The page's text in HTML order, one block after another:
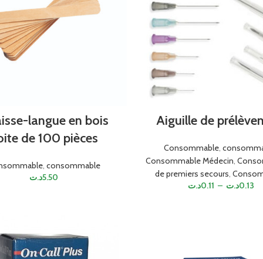
Oreillers
Consommables
secours
Aider à la marche
Fauteuils roulants
langue en bois
de 100 pièces
, consommable
5.50د.ت
Aiguille de
Consommable,
Consommable Médecin,
de premiers secours,
0.11د.ت – 0.13د.ت